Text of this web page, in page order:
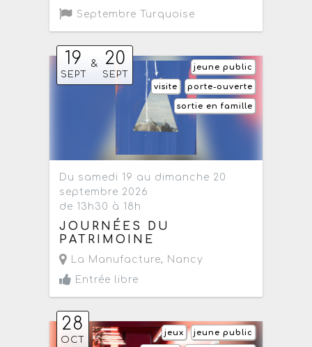
Septembre Turquoise
19
SEPT
& 20
SEPT
jeune public
porte-ouverte
visite
sortie en famille
Du samedi 19 au dimanche 20
septembre 2026
de 13h30 à 18h
JOURNÉES DU
PATRIMOINE
La Manufacture, Nancy
Entrée libre
28
OCT
jeune public
jeux